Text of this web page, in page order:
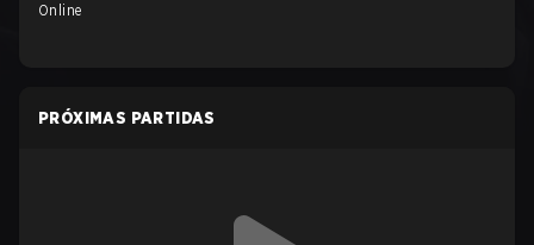
Online
PRÓXIMAS PARTIDAS